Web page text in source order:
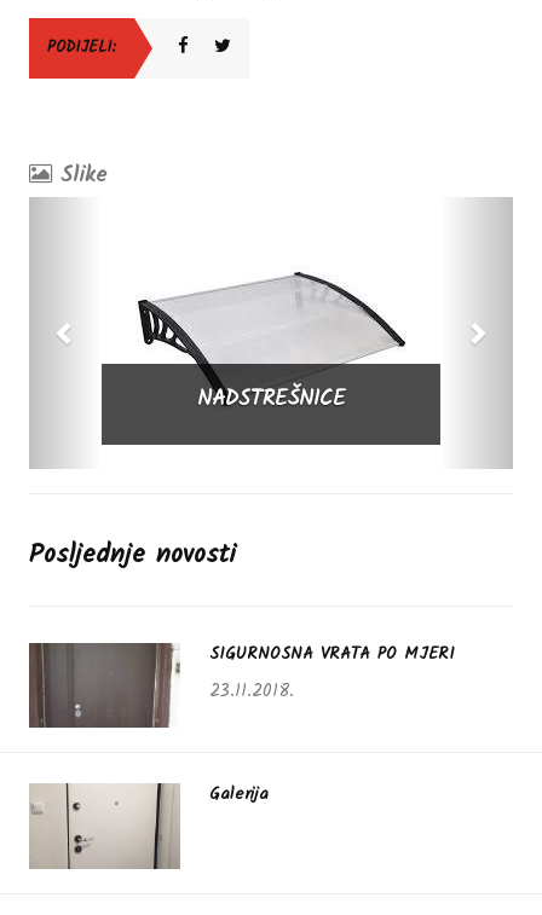
PODIJELI:
Slike
NADSTREŠNICE
Posljednje novosti
SIGURNOSNA VRATA PO MJERI
23.11.2018.
Galerija